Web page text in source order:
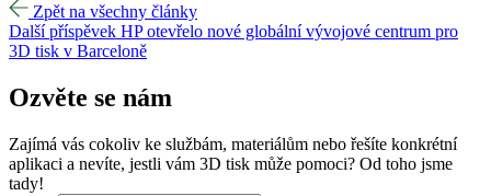
Zpět na všechny články
Další příspěvek HP otevřelo nové globální vývojové centrum pro
3D tisk v Barceloně
Ozvěte se nám
Zajímá vás cokoliv ke službám, materiálům nebo řešíte konkrétní
aplikaci a nevíte, jestli vám 3D tisk může pomoci? Od toho jsme
tady!